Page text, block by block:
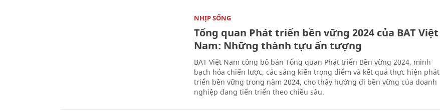
NHỊP SỐNG
Tổng quan Phát triển bền vững 2024 của BAT Việt
Nam: Những thành tựu ấn tượng
BAT Việt Nam công bố bản Tổng quan Phát triển Bền vững 2024, minh
bạch hóa chiến lược, các sáng kiến trọng điểm và kết quả thực hiện phát
triển bền vững trong năm 2024, cho thấy hướng đi bền vững của doanh
nghiệp đang tiến triển theo chiều sâu.